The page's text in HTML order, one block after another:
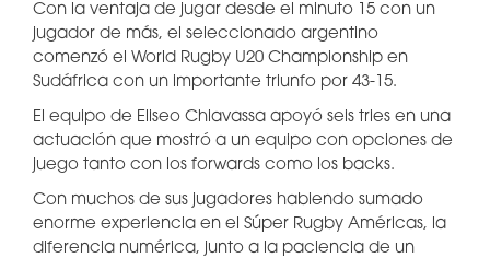
Con la ventaja de jugar desde el minuto 15 con un
jugador de más, el seleccionado argentino
comenzó el World Rugby U20 Championship en
Sudáfrica con un importante triunfo por 43-15.
El equipo de Eliseo Chiavassa apoyó seis tries en una
actuación que mostró a un equipo con opciones de
juego tanto con los forwards como los backs.
Con muchos de sus jugadores habiendo sumado
enorme experiencia en el Súper Rugby Américas, la
diferencia numérica, junto a la paciencia de un